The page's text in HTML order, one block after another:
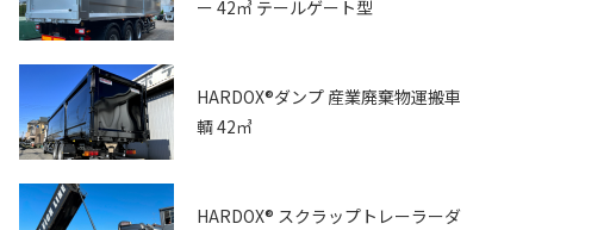
ー 42㎥ テールゲート型
HARDOX®ダンプ 産業廃棄物運搬車
輌 42㎥
HARDOX® スクラップトレーラーダ